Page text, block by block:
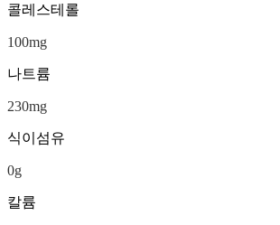
콜레스테롤
100mg
나트륨
230mg
식이섬유
0g
칼륨